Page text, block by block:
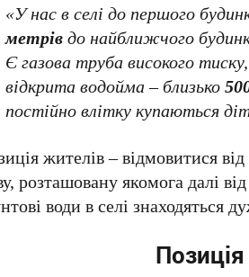
«У нас в селі до першого
метрівдо найближчого
Є газова труба високого
відкрита водойма – близько
постійно влітку купаються
жителів – відмовитися
розташовану якомога далі
води в селі знаходяться